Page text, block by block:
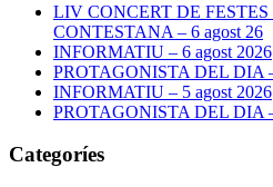
LIV CONCERT DE
CONTESTANA – 6 agost 26
INFORMATIU – 6 agost 2026
PROTAGONISTA DEL DIA
INFORMATIU – 5 agost 2026
PROTAGONISTA DEL DIA
Categoríes